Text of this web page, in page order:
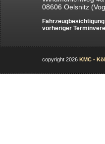
08606 Oelsnitz
vorheriger
copyright 2026 KMC -